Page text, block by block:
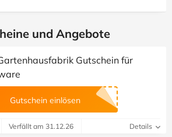
und Angebote
Gutschein für
Gutschein einlösen
Verfällt am 31.12.26 Details